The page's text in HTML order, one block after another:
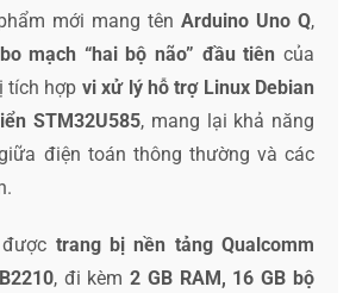
mới mang tên Arduino Uno Q,
bo mạch “hai bộ não” đầu tiên của
tích hợp vi xử lý hỗ trợ Linux Debian
STM32U585, mang lại khả năng
điện toán thông thường và các
trang bị nền tảng Qualcomm
, đi kèm2 GB RAM, 16 GB bộ